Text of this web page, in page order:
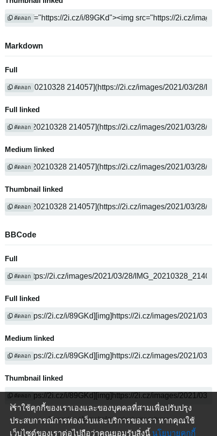
คัดลอก
Markdown
Full
คัดลอก
Full linked
คัดลอก
Medium linked
คัดลอก
Thumbnail linked
คัดลอก
BBCode
Full
คัดลอก
Full linked
คัดลอก
Medium linked
คัดลอก
Thumbnail linked
คัดลอก
เราใช้คุกกี้ของเราเองและของบุคคลที่สามเพื่อปรับปรุง
ประสบการณ์การท่องเว็บและบริการของเรา หากคุณใช้
เว็บไซต์ของเราต่อไปถือว่าคุณยอมรับสิ่งนี้ นโยบายคุกกี้
Powered by media sharing software